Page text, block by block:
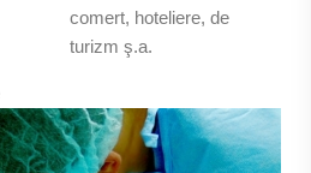
comert, hoteliere, de
turizm ş.a.